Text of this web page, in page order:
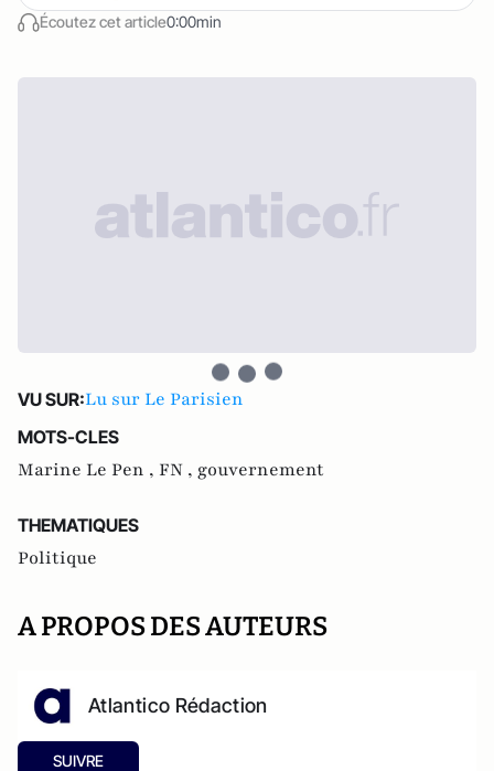
Écoutez cet article0:00min
VU SUR:Lu sur Le Parisien
MOTS-CLES
Marine Le Pen , FN , gouvernement
THEMATIQUES
Politique
A PROPOS DES AUTEURS
Atlantico Rédaction
SUIVRE